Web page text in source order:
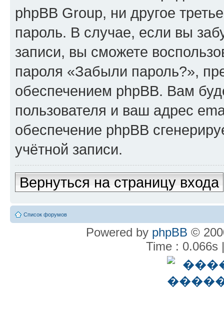
phpBB Group, ни другое
пароль. В случае, если вы
записи, вы сможете
пароля «Забыли пароль?»,
обеспечением phpBB. Вам
пользователя и ваш адрес
обеспечение phpBB
учётной записи.
Вернуться на страницу входа
Список форумов
Powered by phpBB ©
Time : 0.066s